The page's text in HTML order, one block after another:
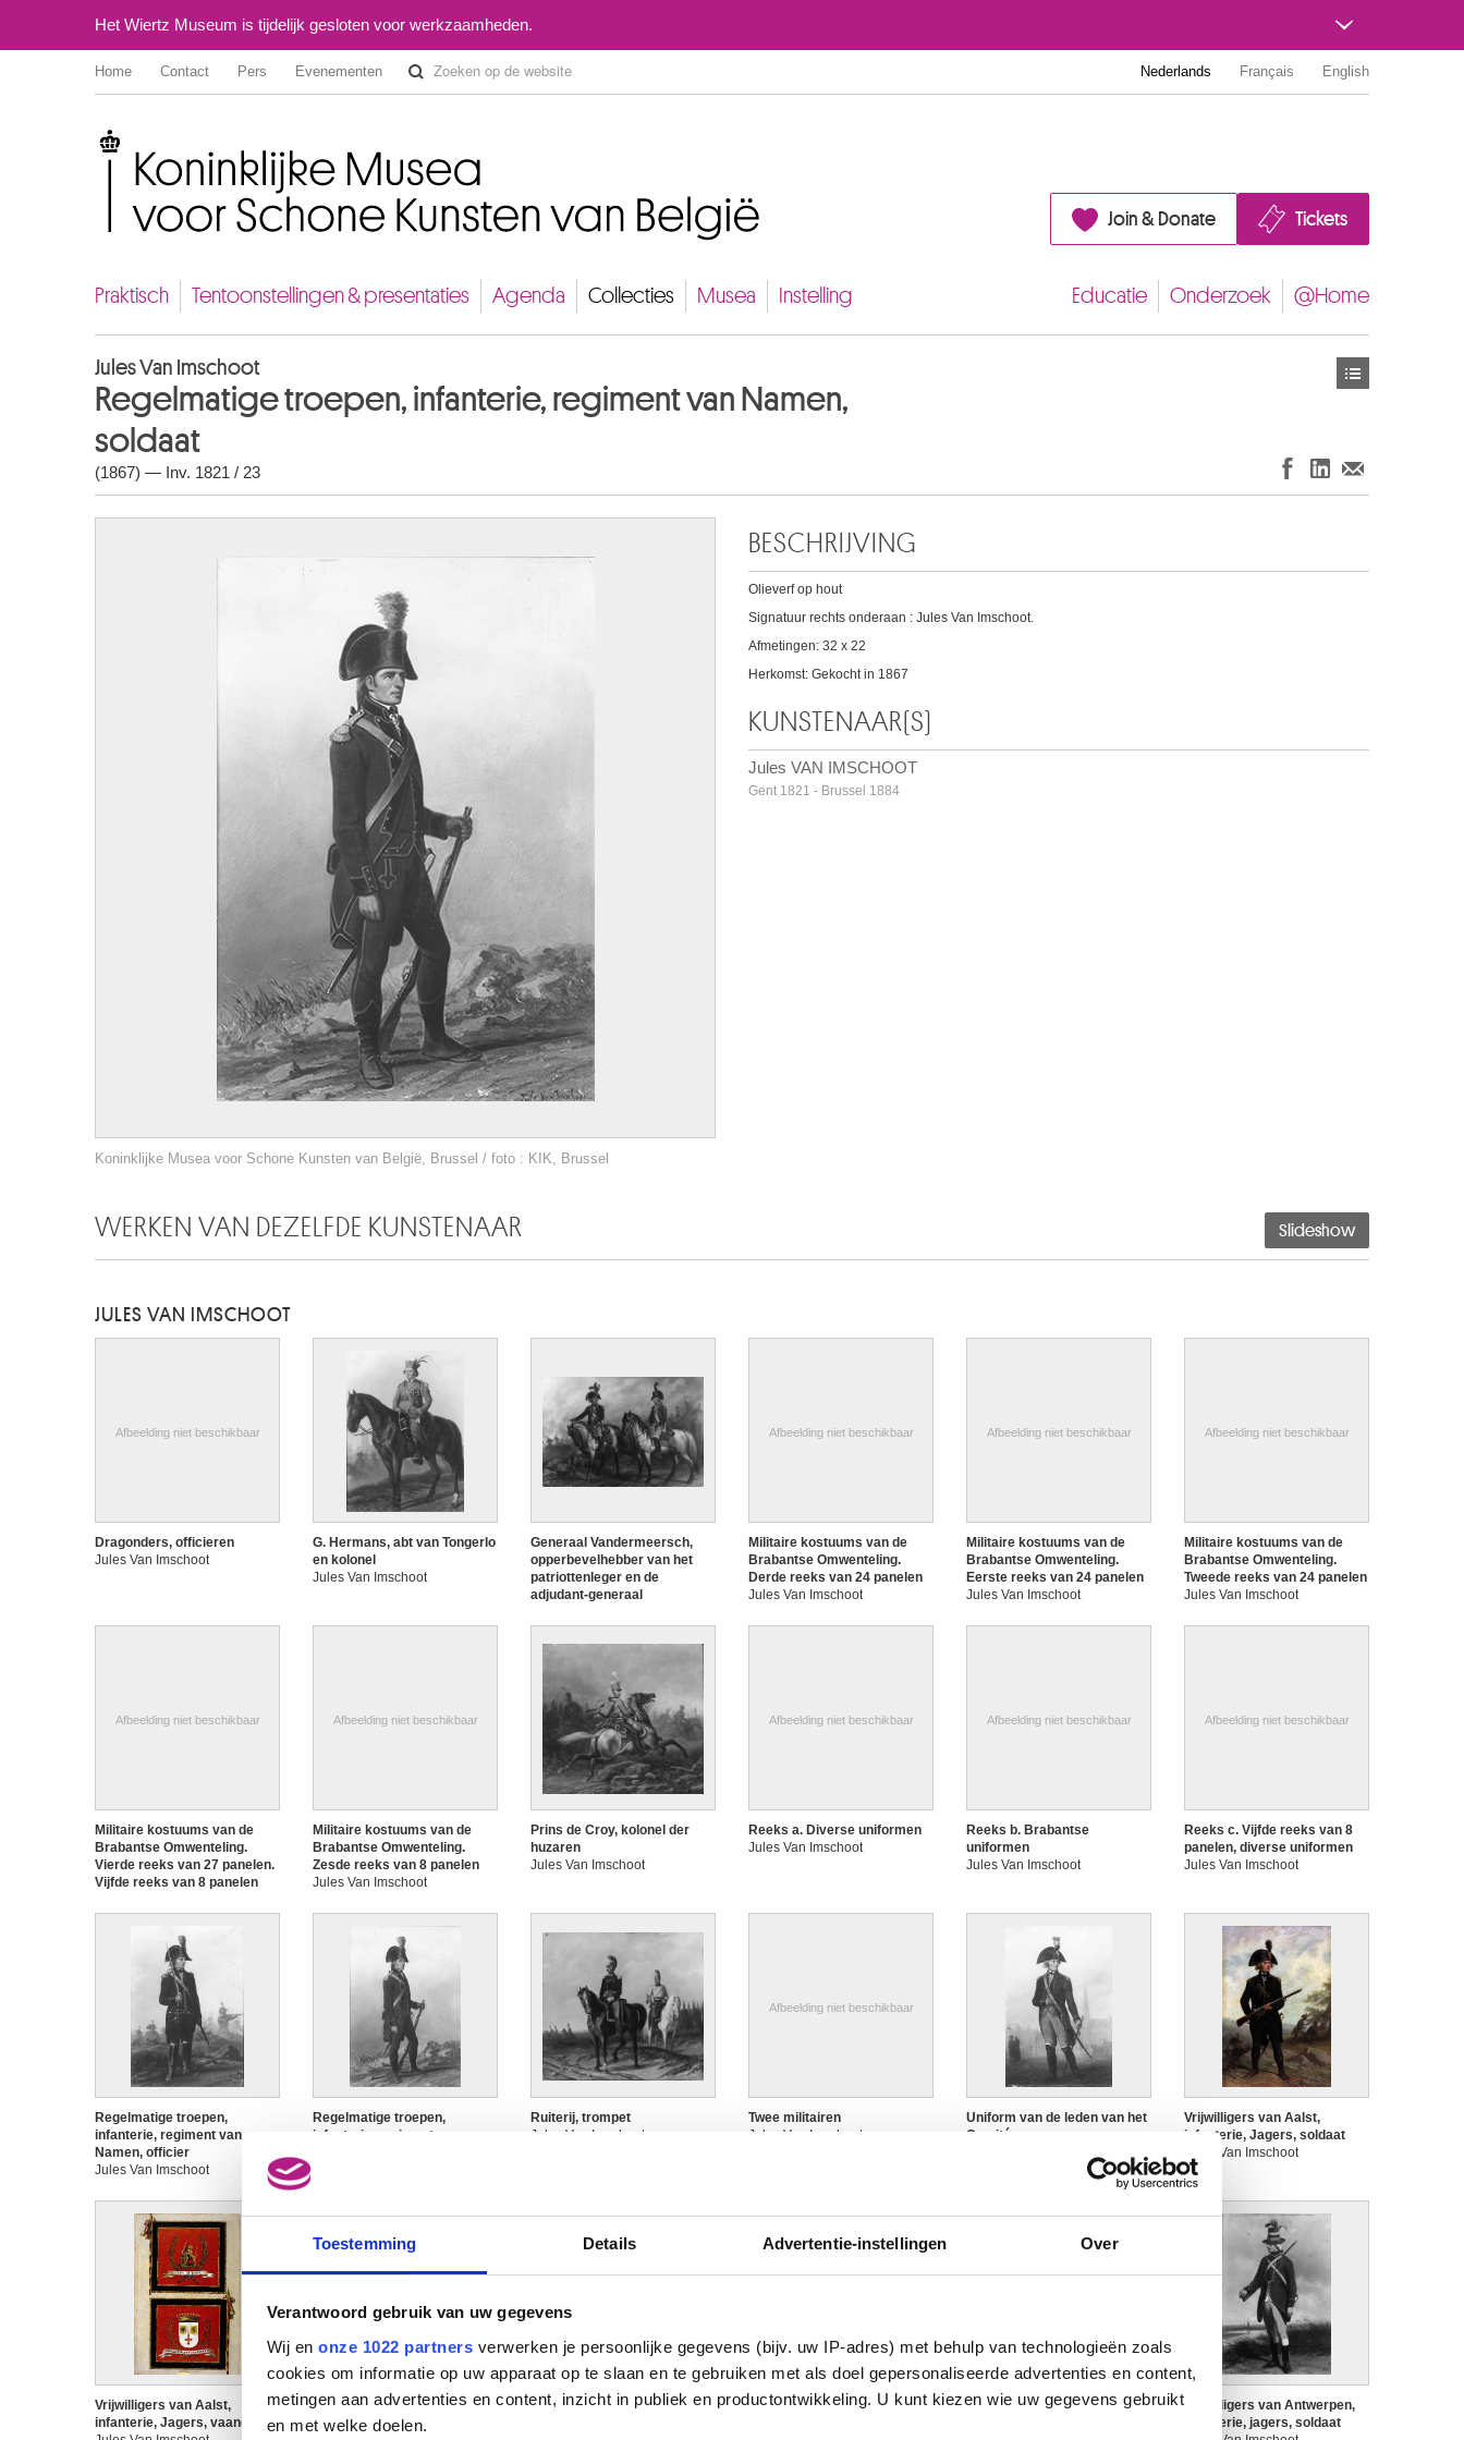
Toestemming Details Advertentie-instellingen Over
Verantwoord gebruik van uw gegevens
Wij en onze 1022 partners verwerken je persoonlijke gegevens (bijv. uw IP-adres) met behulp van technologieën zoals
cookies om informatie op uw apparaat op te slaan en te gebruiken met als doel gepersonaliseerde advertenties en content,
metingen aan advertenties en content, inzicht in publiek en productontwikkeling. U kunt kiezen wie uw gegevens gebruikt
en met welke doelen.
Het Wiertz Museum is tijdelijk gesloten voor werkzaamheden.
Home Contact Pers Evenementen Nederlands Français English
Join & Donate Tickets
Praktisch Tentoonstellingen & presentaties Agenda Collecties Musea Instelling Educatie Onderzoek @Home
Jules Van Imschoot
Regelmatige troepen, infanterie, regiment van Namen,
soldaat
(1867) — Inv. 1821 / 23
Koninklijke Musea voor Schone Kunsten van België, Brussel / foto : KIK, Brussel
BESCHRIJVING
Olieverf op hout
Signatuur rechts onderaan : Jules Van Imschoot.
Afmetingen: 32 x 22
Herkomst: Gekocht in 1867
KUNSTENAAR(S)
Jules VAN IMSCHOOT
Gent 1821 - Brussel 1884
WERKEN VAN DEZELFDE KUNSTENAAR Slideshow
JULES VAN IMSCHOOT
Afbeelding niet beschikbaar
Dragonders, officieren
Jules Van Imschoot
G. Hermans, abt van Tongerlo
en kolonel
Jules Van Imschoot
Generaal Vandermeersch,
opperbevelhebber van het
patriottenleger en de
adjudant-generaal
Afbeelding niet beschikbaar
Militaire kostuums van de
Brabantse Omwenteling.
Derde reeks van 24 panelen
Jules Van Imschoot
Afbeelding niet beschikbaar
Militaire kostuums van de
Brabantse Omwenteling.
Eerste reeks van 24 panelen
Jules Van Imschoot
Afbeelding niet beschikbaar
Militaire kostuums van de
Brabantse Omwenteling.
Tweede reeks van 24 panelen
Jules Van Imschoot
Afbeelding niet beschikbaar
Militaire kostuums van de
Brabantse Omwenteling.
Vierde reeks van 27 panelen.
Vijfde reeks van 8 panelen
Afbeelding niet beschikbaar
Militaire kostuums van de
Brabantse Omwenteling.
Zesde reeks van 8 panelen
Jules Van Imschoot
Prins de Croy, kolonel der
huzaren
Jules Van Imschoot
Afbeelding niet beschikbaar
Reeks a. Diverse uniformen
Jules Van Imschoot
Afbeelding niet beschikbaar
Reeks b. Brabantse
uniformen
Jules Van Imschoot
Afbeelding niet beschikbaar
Reeks c. Vijfde reeks van 8
panelen, diverse uniformen
Jules Van Imschoot
Regelmatige troepen,
infanterie, regiment van
Namen, officier
Jules Van Imschoot
Regelmatige troepen,
infanterie, regiment van
Ruiterij, trompet
Jules Van Imschoot
Afbeelding niet beschikbaar
Twee militairen
Jules Van Imschoot
Uniform van de leden van het
Comité
Vrijwilligers van Aalst,
infanterie, Jagers, soldaat
Jules Van Imschoot
Vrijwilligers van Aalst,
infanterie, Jagers, vaandel
Vrijwilligers van Aalst,
infanterie, officier
Vrijwilligers van Aalst, jagers,
Vrijwilligers van Antwerpen,
Vrijwilligers van Antwerpen,
Vrijwilligers van Antwerpen,
infanterie, jagers, soldaat